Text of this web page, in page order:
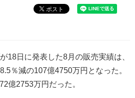
ポスト
18日に発表した8月の販売実績は、
％減の107億4750万円となった。
億2753万円だった。